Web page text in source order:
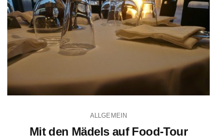
ALLGEMEIN
Mit den Mädels auf Food-Tour